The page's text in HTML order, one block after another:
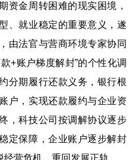
资金周转困难的现实困境，
、就业稳定的重要意义，遂
由法官与营商环境专家协同
+账户梯度解封”的个性化调
分期履行还款义务，银行根
户，实现还款履约与企业资
，科技公司按调解协议逐步
定保障，企业账户逐步解封